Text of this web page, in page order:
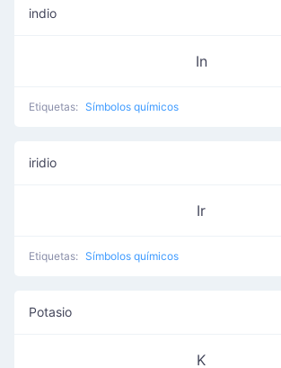
indio
In
Etiquetas: Símbolos químicos
iridio
Ir
Etiquetas: Símbolos químicos
Potasio
K